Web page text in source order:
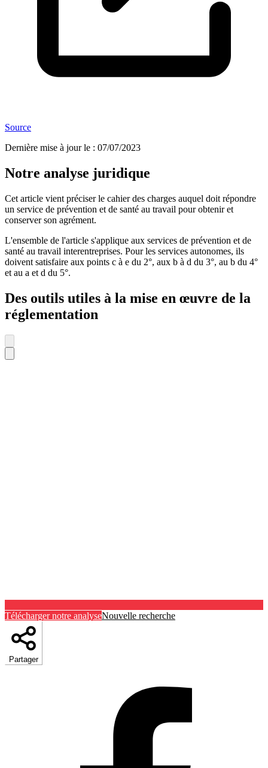
Source
Dernière mise à jour le : 07/07/2023
Notre analyse juridique
Cet article vient préciser le cahier des charges auquel doit répondre
un service de prévention et de santé au travail pour obtenir et
conserver son agrément.
L'ensemble de l'article s'applique aux services de prévention et de
santé au travail interentreprises. Pour les services autonomes, ils
doivent satisfaire aux points c à e du 2°, aux b à d du 3°, au b du 4°
et au a et d du 5°.
Des outils utiles à la mise en œuvre de la
réglementation
Télécharger notre analyseNouvelle recherche
Partager